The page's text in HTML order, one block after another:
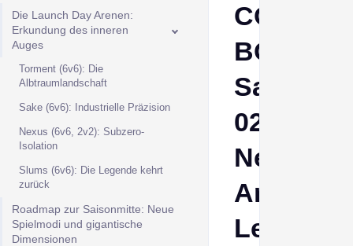
Die Launch Day Arenen:
Erkundung des inneren
Auges
Torment (6v6): Die
Albtraumlandschaft
Sake (6v6): Industrielle Präzision
Nexus (6v6, 2v2): Subzero-
Isolation
Slums (6v6): Die Legende kehrt
zurück
Roadmap zur Saisonmitte: Neue
Spielmodi und gigantische
Dimensionen
COD
BO7
Saison
02
Neue
Arenen:
Leitfaden